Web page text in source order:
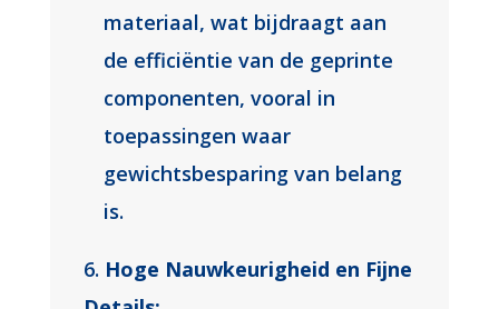
materiaal, wat bijdraagt aan
de efficiëntie van de geprinte
componenten, vooral in
toepassingen waar
gewichtsbesparing van belang
is.
Hoge Nauwkeurigheid en Fijne